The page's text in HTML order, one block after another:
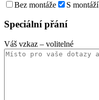
Bez montáže
S montáží
Speciální přání
Váš vzkaz – volitelné